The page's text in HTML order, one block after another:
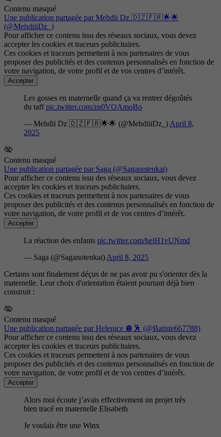
Contenu masqué
Une publication partagée par Mehdii Dz 🇩🇿🇫🇷🌟🌟
(@MehdiiiDz_)
Pour afficher ce contenu issu des réseaux sociaux, vous devez
accepter les cookies et traceurs publicitaires.
Ces cookies et traceurs permettent à nos partenaires de vous
proposer des publicités et des contenus personnalisés en fonction de
votre navigation, de votre profil et de vos centres d’intérêt.
Accepter
Les gosses en maternelle quand ça va rentrer dégoûtés
du taffpic.twitter.com/zn0VOAmoBo
— Mehdii Dz 🇩🇿🇫🇷🌟🌟 (@MehdiiiDz_) April 8,
2025
Contenu masqué
Une publication partagée par Saga (@Saganotenkai)
Pour afficher ce contenu issu des réseaux sociaux, vous devez
accepter les cookies et traceurs publicitaires.
Ces cookies et traceurs permettent à nos partenaires de vous
proposer des publicités et des contenus personnalisés en fonction de
votre navigation, de votre profil et de vos centres d’intérêt.
Accepter
La réaction des enfants pic.twitter.com/heiH1vUNmd
— Saga (@Saganotenkai) April 8, 2025
Certains sont finalement déçus de ne pas avoir pu s'orienter dès la
maternelle. Leur choix d'orientation étaient pourtant déjà bien
construit :
Contenu masqué
Une publication partagée par Helenice 🪩🕺 (@Batiste667788)
Pour afficher ce contenu issu des réseaux sociaux, vous devez
accepter les cookies et traceurs publicitaires.
Ces cookies et traceurs permettent à nos partenaires de vous
proposer des publicités et des contenus personnalisés en fonction de
votre navigation, de votre profil et de vos centres d’intérêt.
Accepter
Alors moi écoute j’avais effectivement un projet très
bien tracé en maternelle Elisabeth
Je voulais être une Winx